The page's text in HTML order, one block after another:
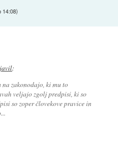
14:08)
:
na zakonodajo, ki mu to
veljajo zgolj predpisi, ki so
so zoper človekove pravice in